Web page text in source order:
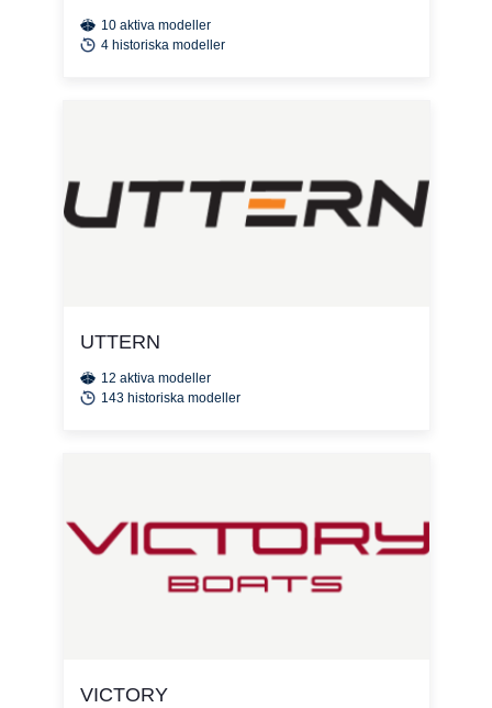
10 aktiva modeller
4 historiska modeller
UTTERN
12 aktiva modeller
143 historiska modeller
VICTORY